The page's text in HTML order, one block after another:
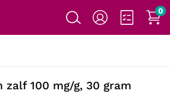
0
zalf 100 mg/g, 30 gram